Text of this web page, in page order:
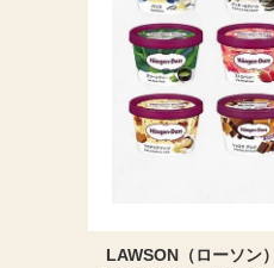
LAWSON（ローソン